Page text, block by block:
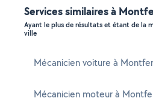
Services similaires à
Ayant le plus de résultats et étant de la
ville
Mécanicien voiture à
Mécanicien moteur à